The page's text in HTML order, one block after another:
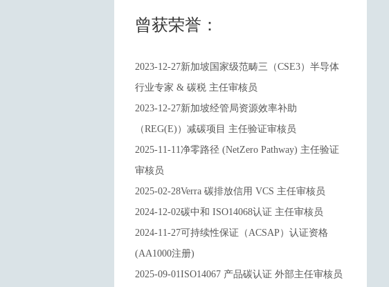
曾获荣誉：
2023-12-27新加坡国家级范畴三（CSE3）半导体
行业专家 & 碳税 主任审核员
2023-12-27新加坡经管局资源效率补助
（REG(E)）减碳项目 主任验证审核员
2025-11-11净零路径 (NetZero Pathway) 主任验证
审核员
2025-02-28Verra 碳排放信用 VCS 主任审核员
2024-12-02碳中和 ISO14068认证 主任审核员
2024-11-27可持续性保证（ACSAP）认证资格
(AA1000注册)
2025-09-01ISO14067 产品碳认证 外部主任审核员